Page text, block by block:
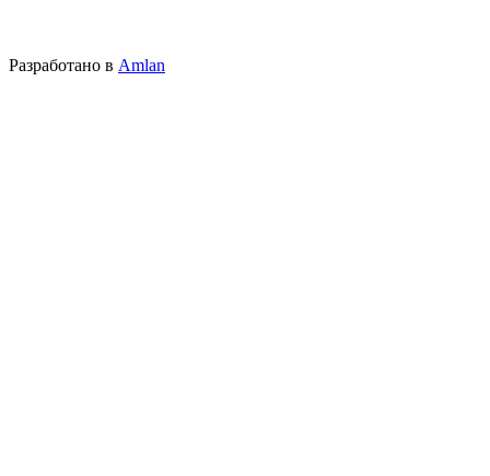
Разработано в Amlan